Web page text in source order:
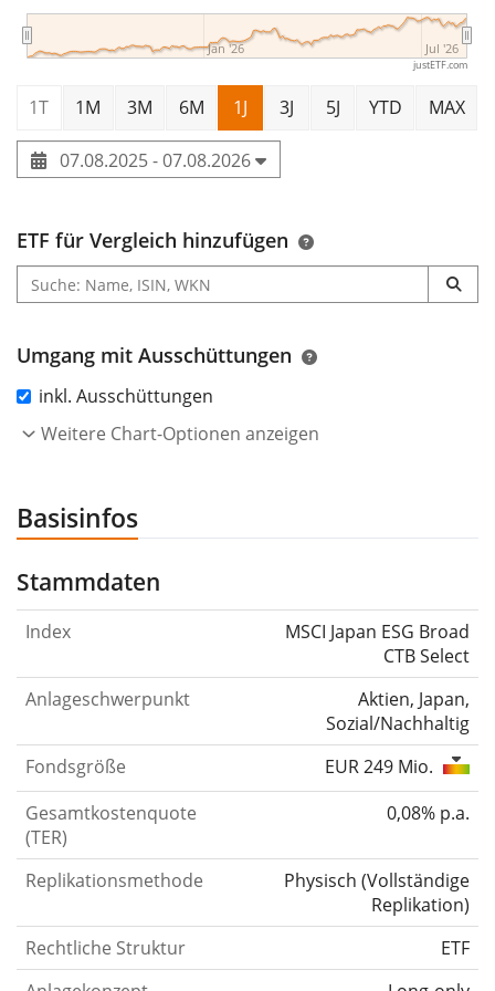
Jan '26 Jul '26
justETF.com
1T 1M 3M 6M 1J 3J 5J YTD MAX
07.08.2025 - 07.08.2026
ETF für Vergleich hinzufügen
Umgang mit Ausschüttungen
inkl. Ausschüttungen
Weitere Chart-Optionen anzeigen
Basisinfos
Stammdaten
Index
MSCI Japan ESG Broad
CTB Select
Anlageschwerpunkt
Aktien, Japan,
Sozial/Nachhaltig
Fondsgröße
EUR 249 Mio.
Gesamtkostenquote
(TER)
0,08% p.a.
Replikationsmethode Physisch (Vollständige
Replikation)
Rechtliche Struktur
ETF